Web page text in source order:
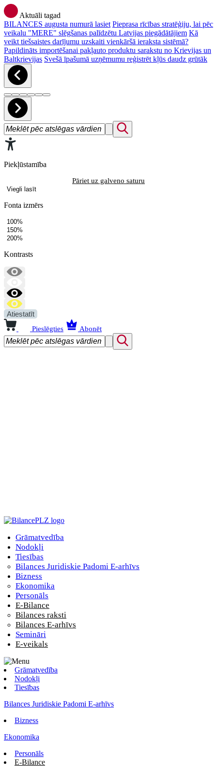
Aktuāli tagad
BILANCES augusta numurā lasiet Pieprasa rīcības stratēģiju, lai pēc
veikalu "MERE" slēgšanas palīdzētu Latvijas piegādātājiem Kā
veikt tiešsaistes darījumu uzskaiti vienkāršā ieraksta sistēmā?
Papildināts importēšanai pakļauto produktu sarakstu no Krievijas un
Baltkrievijas Svešā īpašumā uzņēmumu reģistrēt kļūs daudz grūtāk
Piekļūstamība
Pāriet uz galveno saturu
Viegli lasīt
Fonta izmērs
100%
150%
200%
Kontrasts
Atiestatīt
Pieslēgties Abonēt
Grāmatvedība
Nodokļi
Tiesības
Bilances Juridiskie Padomi E-arhīvs
Bizness
Ekonomika
Personāls
E-Bilance
Bilances raksti
Bilances E-arhīvs
Semināri
E-veikals
Grāmatvedība
Nodokļi
Tiesības
Bilances Juridiskie Padomi E-arhīvs
Bizness
Ekonomika
Personāls
E-Bilance